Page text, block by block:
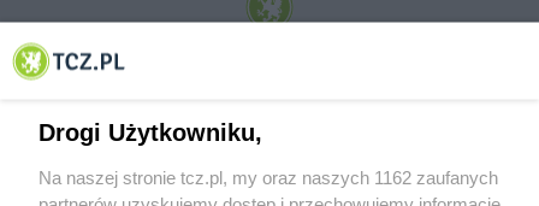
© 2001-2026 Tczew - TCZ.PL Sp. z o.o. Internetowy Serwis Informacyjny Miasta
Drogi Użytkowniku,
Na naszej stronie tcz.pl, my oraz naszych 1162 zaufanych